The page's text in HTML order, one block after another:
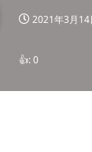
2021年3月14
👍:0